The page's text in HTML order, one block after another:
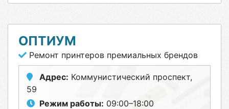
ОПТИУМ
Ремонт принтеров премиальных брендов
Адрес: Коммунистический проспект,
59
Режим работы: 09:00–18:00